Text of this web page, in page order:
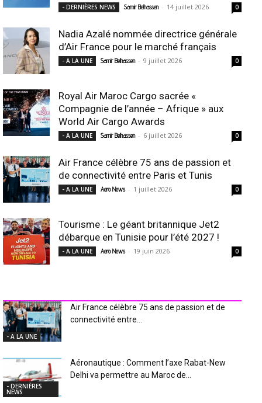
- DERNIÈRES NEWS Samir Belhassen - 14 juillet 2026 0
Nadia Azalé nommée directrice générale
d’Air France pour le marché français
- A LA UNE Samir Belhassen - 9 juillet 2026 0
Royal Air Maroc Cargo sacrée «
Compagnie de l’année – Afrique » aux
World Air Cargo Awards
- A LA UNE Samir Belhassen - 6 juillet 2026 0
Air France célèbre 75 ans de passion et
de connectivité entre Paris et Tunis
- A LA UNE Aero News - 1 juillet 2026 0
Tourisme : Le géant britannique Jet2
débarque en Tunisie pour l’été 2027 !
- A LA UNE Aero News - 19 juin 2026 0
- A LA UNE
Air France célèbre 75 ans de passion et de
connectivité entre...
- DERNIÈRES
NEWS
Aéronautique : Comment l’axe Rabat-New
Delhi va permettre au Maroc de...